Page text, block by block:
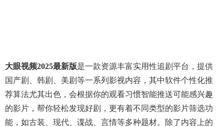
大眼视频2025最新版是一款资源丰富实用性追剧平台，提供
国产剧、韩剧、美剧等一系列影视内容，其中软件个性化推
荐算法尤其出色，会根据你的观看习惯智能推送可能感兴趣
的影片，帮你轻松发现好剧，更有着不同类型的影片筛选功
能，如古装、现代、谍战、言情等多种题材。除了内容上的